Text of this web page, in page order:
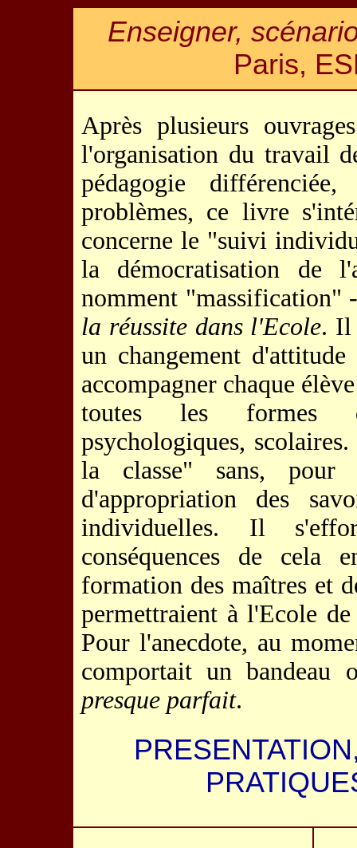
Enseigner,
Paris,
Après plusieurs
l'organisation du travail
pédagogie
problèmes, ce livre
concerne le "suivi
la démocratisation de
nomment "massification"
la réussite dans l'Ecole. Il
un changement
accompagner chaque
toutes les formes
psychologiques,
la classe" sans, pour
d'appropriation des
individuelles. Il
conséquences de cela
formation des maîtres et
permettraient à l'Ecole
Pour l'anecdote, au
comportait un
presque parfait.